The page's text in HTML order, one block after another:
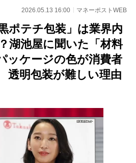
2026.05.13 16:00 マネーポストWEB
ポテチ包装」は業界内
湖池屋に聞いた「材料
ッケージの色が消費者
明包装が難しい理由